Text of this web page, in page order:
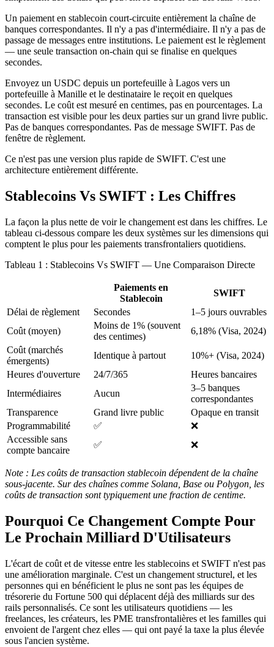
Un paiement en stablecoin court-circuite entièrement la chaîne de
banques correspondantes. Il n'y a pas d'intermédiaire. Il n'y a pas de
passage de messages entre institutions. Le paiement est le règlement
— une seule transaction on-chain qui se finalise en quelques
secondes.
Envoyez un USDC depuis un portefeuille à Lagos vers un
portefeuille à Manille et le destinataire le reçoit en quelques
secondes. Le coût est mesuré en centimes, pas en pourcentages. La
transaction est visible pour les deux parties sur un grand livre public.
Pas de banques correspondantes. Pas de message SWIFT. Pas de
fenêtre de règlement.
Ce n'est pas une version plus rapide de SWIFT. C'est une
architecture entièrement différente.
Stablecoins Vs SWIFT : Les Chiffres
La façon la plus nette de voir le changement est dans les chiffres. Le
tableau ci-dessous compare les deux systèmes sur les dimensions qui
comptent le plus pour les paiements transfrontaliers quotidiens.
Tableau 1 : Stablecoins Vs SWIFT — Une Comparaison Directe
Paiements en
Stablecoin
SWIFT
Délai de règlement
Secondes
1–5 jours ouvrables
Coût (moyen)
Moins de 1% (souvent
des centimes)
6,18% (Visa, 2024)
Coût (marchés
émergents)
Identique à partout
10%+ (Visa, 2024)
Heures d'ouverture
24/7/365
Heures bancaires
Intermédiaires
Aucun
3–5 banques
correspondantes
Transparence
Grand livre public
Opaque en transit
Programmabilité
✅
❌
Accessible sans
compte bancaire
✅ ❌
Note : Les coûts de transaction stablecoin dépendent de la chaîne
sous-jacente. Sur des chaînes comme Solana, Base ou Polygon, les
coûts de transaction sont typiquement une fraction de centime.
Pourquoi Ce Changement Compte Pour
Le Prochain Milliard D'Utilisateurs
L'écart de coût et de vitesse entre les stablecoins et SWIFT n'est pas
une amélioration marginale. C'est un changement structurel, et les
personnes qui en bénéficient le plus ne sont pas les équipes de
trésorerie du Fortune 500 qui déplacent déjà des milliards sur des
rails personnalisés. Ce sont les utilisateurs quotidiens — les
freelances, les créateurs, les PME transfrontalières et les familles qui
envoient de l'argent chez elles — qui ont payé la taxe la plus élevée
sous l'ancien système.